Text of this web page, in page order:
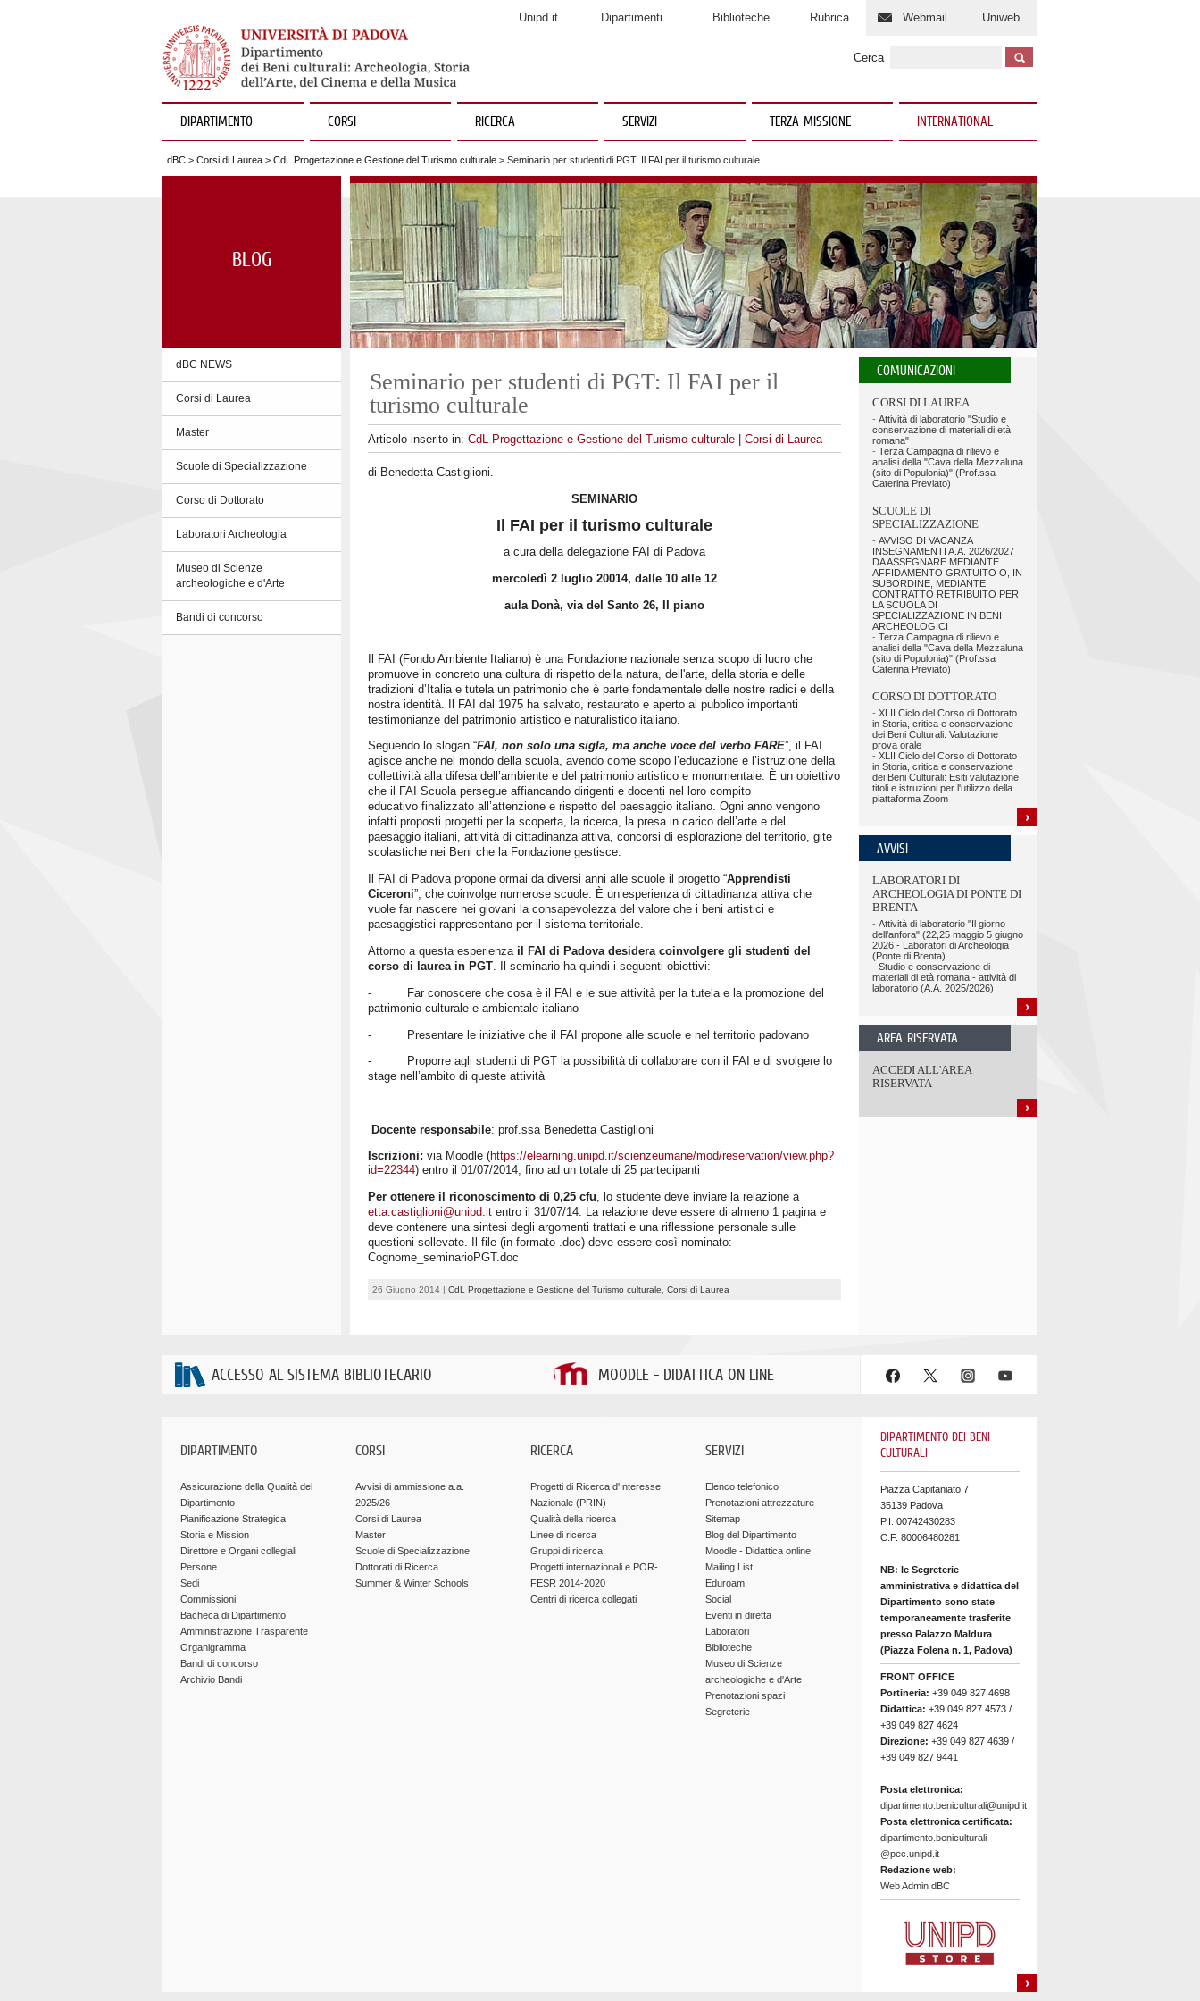
Unipd.it Dipartimenti Biblioteche Rubrica Webmail Uniweb
Cerca
DIPARTIMENTO CORSI RICERCA SERVIZI TERZA MISSIONE INTERNATIONAL
dBC > Corsi di Laurea > CdL Progettazione e Gestione del Turismo culturale > Seminario per studenti di PGT: Il FAI per il turismo culturale
BLOG
dBC NEWS
Corsi di Laurea
Master
Scuole di Specializzazione
Corso di Dottorato
Laboratori Archeologia
Museo di Scienze
archeologiche e d'Arte
Bandi di concorso
Seminario per studenti di PGT: Il FAI per il
turismo culturale
Articolo inserito in: CdL Progettazione e Gestione del Turismo culturale Corsi di Laurea
di Benedetta Castiglioni.
SEMINARIO
Il FAI per il turismo culturale
a cura della delegazione FAI di Padova
mercoledì 2 luglio 20014, dalle 10 alle 12
aula Donà, via del Santo 26, II piano
Il FAI (Fondo Ambiente Italiano) è una Fondazione nazionale senza scopo di lucro che
promuove in concreto una cultura di rispetto della natura, dell'arte, della storia e delle
tradizioni d’Italia e tutela un patrimonio che è parte fondamentale delle nostre radici e della
nostra identità. Il FAI dal 1975 ha salvato, restaurato e aperto al pubblico importanti
testimonianze del patrimonio artistico e naturalistico italiano.
Seguendo lo slogan “FAI, non solo una sigla, ma anche voce del verbo FARE”, il FAI
agisce anche nel mondo della scuola, avendo come scopo l’educazione e l’istruzione della
collettività alla difesa dell’ambiente e del patrimonio artistico e monumentale. È un obiettivo
che il FAI Scuola persegue affiancando dirigenti e docenti nel loro compito
educativo finalizzato all’attenzione e rispetto del paesaggio italiano. Ogni anno vengono
infatti proposti progetti per la scoperta, la ricerca, la presa in carico dell’arte e del
paesaggio italiani, attività di cittadinanza attiva, concorsi di esplorazione del territorio, gite
scolastiche nei Beni che la Fondazione gestisce.
Il FAI di Padova propone ormai da diversi anni alle scuole il progetto “Apprendisti
Ciceroni”, che coinvolge numerose scuole. È un’esperienza di cittadinanza attiva che
vuole far nascere nei giovani la consapevolezza del valore che i beni artistici e
paesaggistici rappresentano per il sistema territoriale.
Attorno a questa esperienza il FAI di Padova desidera coinvolgere gli studenti del
corso di laurea in PGT . Il seminario ha quindi i seguenti obiettivi:
- Far conoscere che cosa è il FAI e le sue attività per la tutela e la promozione del
patrimonio culturale e ambientale italiano
- Presentare le iniziative che il FAI propone alle scuole e nel territorio padovano
- Proporre agli studenti di PGT la possibilità di collaborare con il FAI e di svolgere lo
stage nell’ambito di queste attività
Docente responsabile: prof.ssa Benedetta Castiglioni
Iscrizioni: via Moodle (https://elearning.unipd.it/scienzeumane/mod/reservation/view.php?
id=22344) entro il 01/07/2014, fino ad un totale di 25 partecipanti
Per ottenere il riconoscimento di 0,25 cfu , lo studente deve inviare la relazione a
etta.castiglioni@unipd.it entro il 31/07/14. La relazione deve essere di almeno 1 pagina e
deve contenere una sintesi degli argomenti trattati e una riflessione personale sulle
questioni sollevate. Il file (in formato .doc) deve essere così nominato:
Cognome_seminarioPGT.doc
26 Giugno 2014 | CdL Progettazione e Gestione del Turismo culturale, Corsi di Laurea
COMUNICAZIONI
CORSI DI LAUREA
- Attività di laboratorio "Studio e
conservazione di materiali di età
romana"
- Terza Campagna di rilievo e
analisi della "Cava della Mezzaluna
(sito di Populonia)" (Prof.ssa
Caterina Previato)
SCUOLE DI
SPECIALIZZAZIONE
- AVVISO DI VACANZA
INSEGNAMENTI A.A. 2026/2027
DA ASSEGNARE MEDIANTE
AFFIDAMENTO GRATUITO O, IN
SUBORDINE, MEDIANTE
CONTRATTO RETRIBUITO PER
LA SCUOLA DI
SPECIALIZZAZIONE IN BENI
ARCHEOLOGICI
- Terza Campagna di rilievo e
analisi della "Cava della Mezzaluna
(sito di Populonia)" (Prof.ssa
Caterina Previato)
CORSO DI DOTTORATO
- XLII Ciclo del Corso di Dottorato
in Storia, critica e conservazione
dei Beni Culturali: Valutazione
prova orale
- XLII Ciclo del Corso di Dottorato
in Storia, critica e conservazione
dei Beni Culturali: Esiti valutazione
titoli e istruzioni per l'utilizzo della
piattaforma Zoom
AVVISI
LABORATORI DI
ARCHEOLOGIA DI PONTE DI
BRENTA
- Attività di laboratorio "Il giorno
dell'anfora" (22,25 maggio 5 giugno
2026 - Laboratori di Archeologia
(Ponte di Brenta)
- Studio e conservazione di
materiali di età romana - attività di
laboratorio (A.A. 2025/2026)
AREA RISERVATA
ACCEDI ALL'AREA
RISERVATA
ACCESSO AL SISTEMA BIBLIOTECARIO MOODLE - DIDATTICA ON LINE
DIPARTIMENTO
Assicurazione della Qualità del
Dipartimento
Pianificazione Strategica
Storia e Mission
Direttore e Organi collegiali
Persone
Sedi
Commissioni
Bacheca di Dipartimento
Amministrazione Trasparente
Organigramma
Bandi di concorso
Archivio Bandi
CORSI
Avvisi di ammissione a.a.
2025/26
Corsi di Laurea
Master
Scuole di Specializzazione
Dottorati di Ricerca
Summer & Winter Schools
RICERCA
Progetti di Ricerca d'Interesse
Nazionale (PRIN)
Qualità della ricerca
Linee di ricerca
Gruppi di ricerca
Progetti internazionali e POR-
FESR 2014-2020
Centri di ricerca collegati
SERVIZI
Elenco telefonico
Prenotazioni attrezzature
Sitemap
Blog del Dipartimento
Moodle - Didattica online
Mailing List
Eduroam
Social
Eventi in diretta
Laboratori
Biblioteche
Museo di Scienze
archeologiche e d'Arte
Prenotazioni spazi
Segreterie
DIPARTIMENTO DEI BENI
CULTURALI
Piazza Capitaniato 7
35139 Padova
P.I. 00742430283
C.F. 80006480281
NB: le Segreterie
amministrativa e didattica del
Dipartimento sono state
temporaneamente trasferite
presso Palazzo Maldura
(Piazza Folena n. 1, Padova)
FRONT OFFICE
Portineria: +39 049 827 4698
Didattica: +39 049 827 4573 /
+39 049 827 4624
Direzione: +39 049 827 4639 /
+39 049 827 9441
Posta elettronica:
dipartimento.beniculturali@unipd.it
Posta elettronica certificata:
dipartimento.beniculturali
@pec.unipd.it
Redazione web:
Web Admin dBC